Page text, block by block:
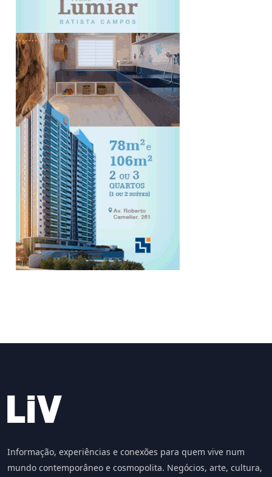
Informação, experiências e conexões para quem vive num
mundo contemporâneo e cosmopolita. Negócios, arte, cultura,